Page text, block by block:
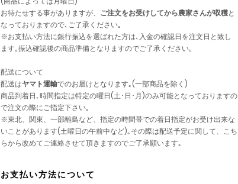
お待たせする事がありますが、 ご注文をお受けしてから農家さんが収穫と
なっておりますので､ご了承ください｡
※お支払い方法に銀行振込を選ばれた方は､入金の確認日を注文日と致し
ます｡振込確認後の商品準備となりますのでご了承ください｡
配送について
配送はヤマト運輸でのお届けとなります｡(一部商品を除く)
商品到着日､時間指定は特定の曜日(土･日･月)のみ可能となっておりますの
で注文の際にご指定下さい｡
※東北、関東、一部離島など、指定の時間帯での着日指定がお受け出来な
いことがあります(土曜日の午前中など)｡その際は配送予定に関して、こち
らから改めてご連絡させて頂きますのでご了承願います｡
お支払い方法について